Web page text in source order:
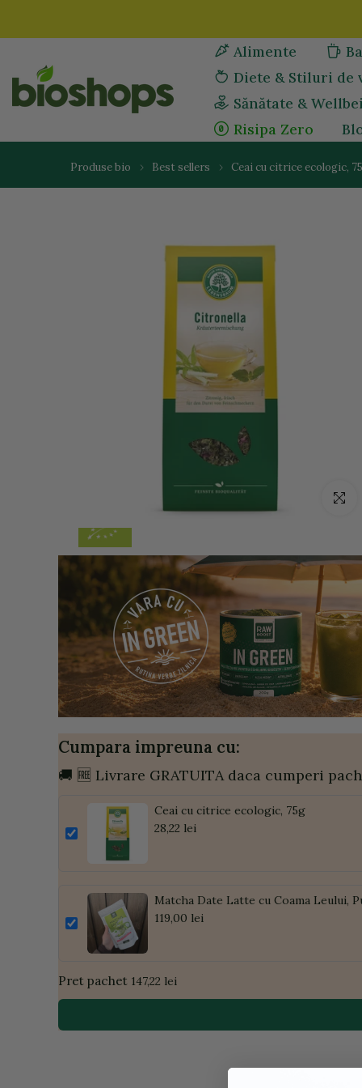
la
Alimente
Diete & Stiluri de
Sănătate &
Risipa Zero
Produse bio Best sellers Ceai cu citrice ecologic,
Click
Cumpara impreuna cu:
🚚 🆓 Livrare GRATUITA daca cumperi
Ceai cu citrice ecologic, 75g
28,22 lei
Matcha Date Latte cu Coama Leului,
119,00 lei
Pret pachet 147,22 lei